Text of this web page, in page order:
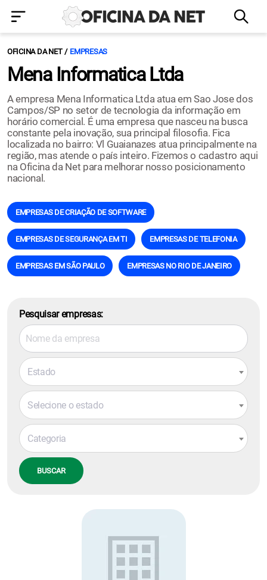
OFICINA DA NET EMPRESAS
Mena Informatica Ltda
A empresa Mena Informatica Ltda atua em Sao Jose dos
Campos/SP no setor de tecnologia da informação em
horário comercial. É uma empresa que nasceu na busca
constante pela inovação, sua principal filosofia. Fica
localizada no bairro: Vl Guaianazes atua principalmente na
região, mas atende o país inteiro. Fizemos o cadastro aqui
na Oficina da Net para melhorar nosso posicionamento
nacional.
EMPRESAS DE CRIAÇÃO DE SOFTWARE
EMPRESAS DE SEGURANÇA EM TI EMPRESAS DE TELEFONIA
EMPRESAS EM SÃO PAULO EMPRESAS NO RIO DE JANEIRO
Pesquisar empresas:
Estado
Selecione o estado
Categoria
BUSCAR